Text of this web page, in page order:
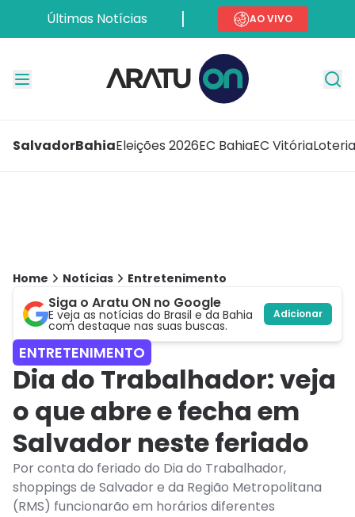
Últimas Notícias AO VIVO
SalvadorBahiaEleições 2026EC BahiaEC Vitória
Home Notícias Entretenimento
Siga o Aratu ON no Google
E veja as notícias do Brasil e da Bahia
com destaque nas suas buscas.
Adicionar
ENTRETENIMENTO
Dia do Trabalhador: veja
o que abre e fecha em
Salvador neste feriado
Por conta do feriado do Dia do Trabalhador,
shoppings de Salvador e da Região Metropolitana
(RMS) funcionarão em horários diferentes